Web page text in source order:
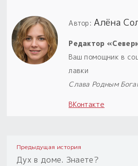
Автор:Алёна
Редактор
Ваш помощник в
лавки
Слава Родным
ВКонтакте
Предыдущая история
Дух в доме. Знаете?